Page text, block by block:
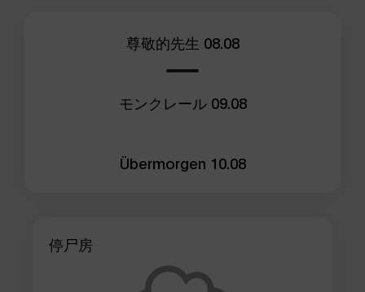
尊敬的先生 08.08
モンクレール 09.08
Übermorgen 10.08
停尸房